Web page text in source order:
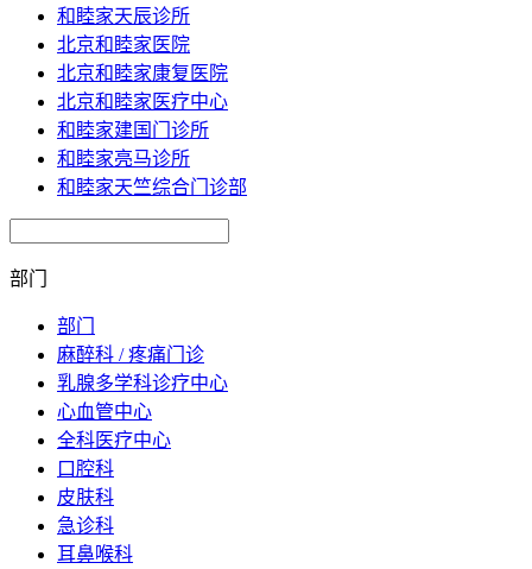
和睦家天辰诊所
北京和睦家医院
北京和睦家康复医院
北京和睦家医疗中心
和睦家建国门诊所
和睦家亮马诊所
和睦家天竺综合门诊部
部门
部门
麻醉科 / 疼痛门诊
乳腺多学科诊疗中心
心血管中心
全科医疗中心
口腔科
皮肤科
急诊科
耳鼻喉科